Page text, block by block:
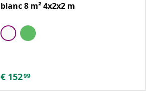
blanc 8 m² 4x2x2 m
€ 15299